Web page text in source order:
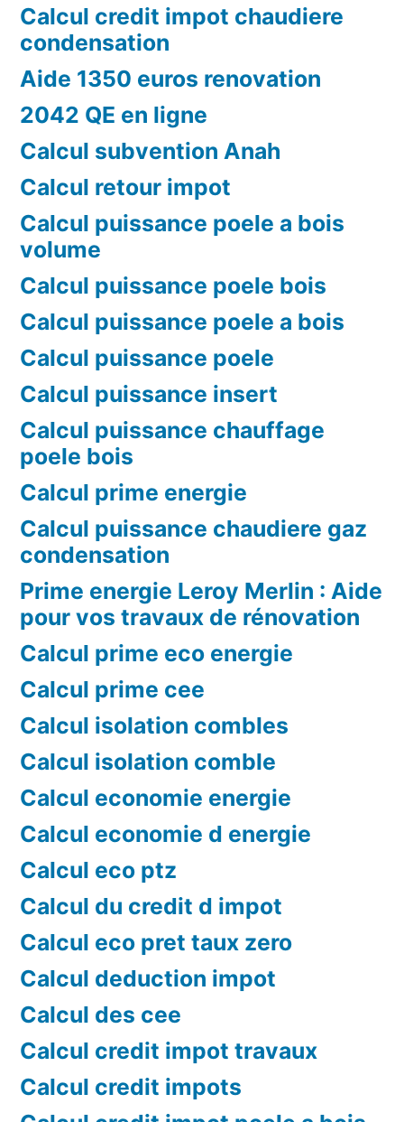
Calcul credit impot chaudiere
condensation
Aide 1350 euros renovation
2042 QE en ligne
Calcul subvention Anah
Calcul retour impot
Calcul puissance poele a bois
volume
Calcul puissance poele bois
Calcul puissance poele a bois
Calcul puissance poele
Calcul puissance insert
Calcul puissance chauffage
poele bois
Calcul prime energie
Calcul puissance chaudiere gaz
condensation
Prime energie Leroy Merlin : Aide
pour vos travaux de rénovation
Calcul prime eco energie
Calcul prime cee
Calcul isolation combles
Calcul isolation comble
Calcul economie energie
Calcul economie d energie
Calcul eco ptz
Calcul du credit d impot
Calcul eco pret taux zero
Calcul deduction impot
Calcul des cee
Calcul credit impot travaux
Calcul credit impots